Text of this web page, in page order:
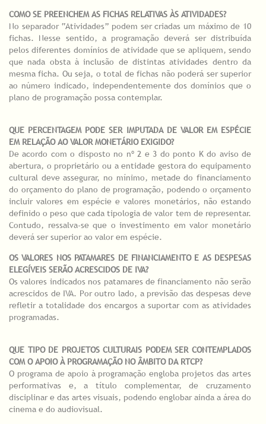
COMO SE PREENCHEM AS FICHAS RELATIVAS ÀS ATIVIDADES?
No separador “Atividades” podem ser criadas um máximo de 10
fichas. Nesse sentido, a programação deverá ser distribuída
pelos diferentes domínios de atividade que se apliquem, sendo
que nada obsta à inclusão de distintas atividades dentro da
mesma ficha. Ou seja, o total de fichas não poderá ser superior
ao número indicado, independentemente dos domínios que o
plano de programação possa contemplar.
QUE PERCENTAGEM PODE SER IMPUTADA DE VALOR EM ESPÉCIE
EM RELAÇÃO AO VALOR MONETÁRIO EXIGIDO?
De acordo com o disposto no nº 2 e 3 do ponto K do aviso de
abertura, o proprietário ou a entidade gestora do equipamento
cultural deve assegurar, no mínimo, metade do financiamento
do orçamento do plano de programação, podendo o orçamento
incluir valores em espécie e valores monetários, não estando
definido o peso que cada tipologia de valor tem de representar.
Contudo, ressalva-se que o investimento em valor monetário
deverá ser superior ao valor em espécie.
OS VALORES NOS PATAMARES DE FINANCIAMENTO E AS DESPESAS
ELEGÍVEIS SERÃO ACRESCIDOS DE IVA?
Os valores indicados nos patamares de financiamento não serão
acrescidos de IVA. Por outro lado, a previsão das despesas deve
refletir a totalidade dos encargos a suportar com as atividades
programadas.
QUE TIPO DE PROJETOS CULTURAIS PODEM SER CONTEMPLADOS
COM O APOIO À PROGRAMAÇÃO NO ÂMBITO DA RTCP?
O programa de apoio à programação engloba projetos das artes
performativas e, a título complementar, de cruzamento
disciplinar e das artes visuais, podendo englobar ainda a área do
cinema e do audiovisual.